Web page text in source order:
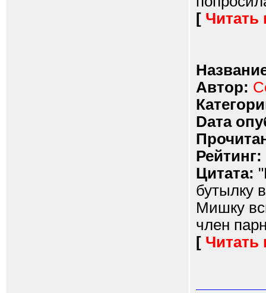
[ Читать
Автор:
Dата
Рейтинг:
Цитата:
бутылку
Мишку
член
[ Читать